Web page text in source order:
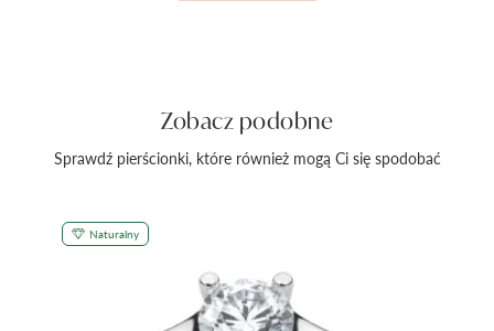
Zobacz podobne
Sprawdź pierścionki, które również mogą Ci się spodobać
Naturalny